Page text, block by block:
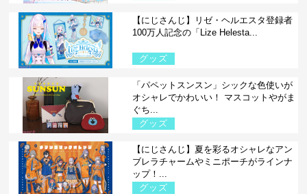
【にじさんじ】リゼ・ヘルエスタ登録者
100万人記念の「Lize Helesta...
グッズ
「パペットスンスン」シックな色使いが
オシャレでかわいい！ マスコットやがま
ぐち...
グッズ
【にじさんじ】夏を彩るオシャレなアン
ブレラチャームやミニポーチがラインナ
ップ！...
グッズ